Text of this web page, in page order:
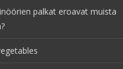
palkat eroavat muista